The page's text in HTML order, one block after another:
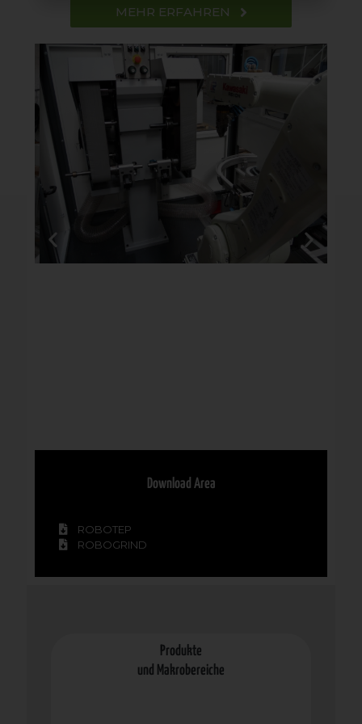
Produkte
und Makrobereiche
MEHR ERFAHREN
Download Area
ROBOTEP
ROBOGRIND